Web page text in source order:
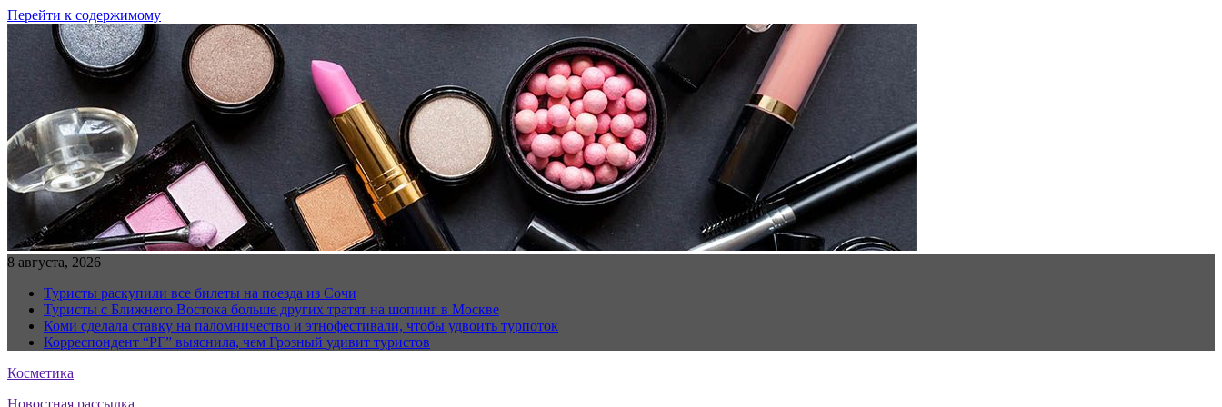
Перейти к содержимому
8 августа, 2026
Туристы раскупили все билеты на поезда из Сочи
Туристы с Ближнего Востока больше других тратят на шопинг в Москве
Коми сделала ставку на паломничество и этнофестивали, чтобы удвоить турпоток
Корреспондент “РГ” выяснила, чем Грозный удивит туристов
Косметика
Новостная рассылка